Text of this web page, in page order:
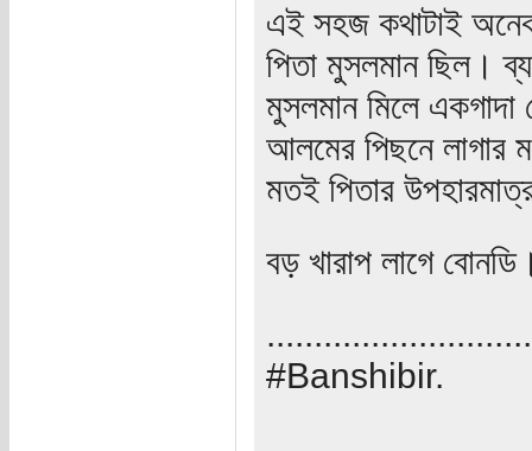
এই সহজ কথাটাই
পিতা মুসলমান ছিল।
মুসলমান মিলে একগাদা
আলমের পিছনে লাগার
মতই পিতার
বড় খারাপ লাগে
#Banshibir.